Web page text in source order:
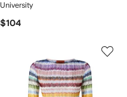
University
$104